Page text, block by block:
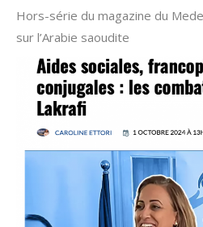
Hors-série du magazine du
sur l’Arabie saoudite